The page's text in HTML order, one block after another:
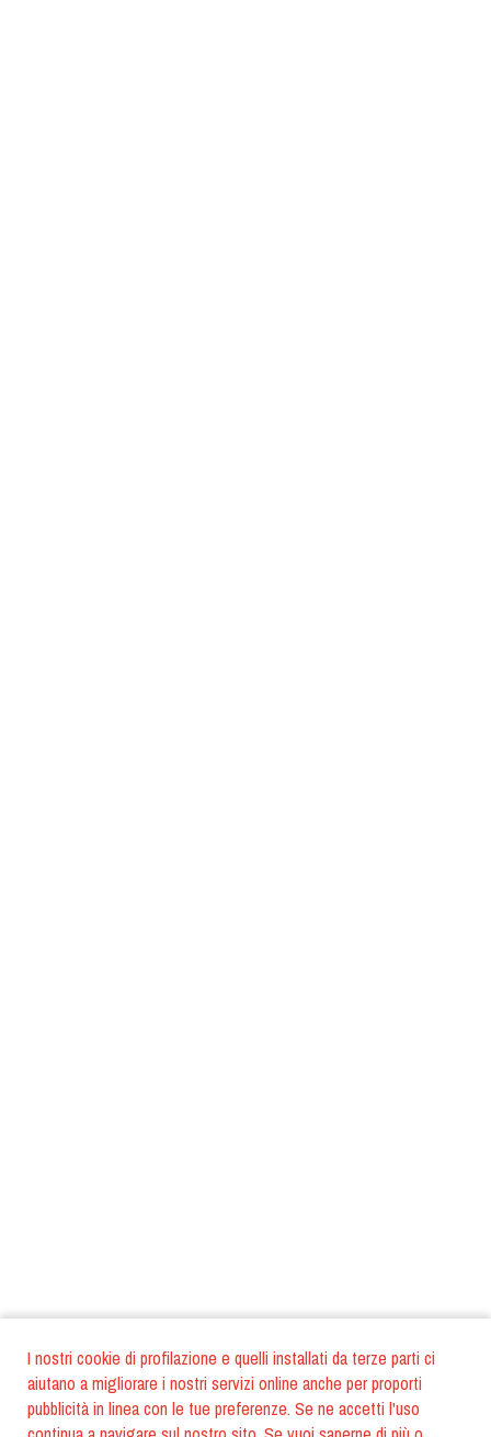
I nostri cookie di profilazione e quelli installati da terze parti ci
aiutano a migliorare i nostri servizi online anche per proporti
pubblicità in linea con le tue preferenze. Se ne accetti l'uso